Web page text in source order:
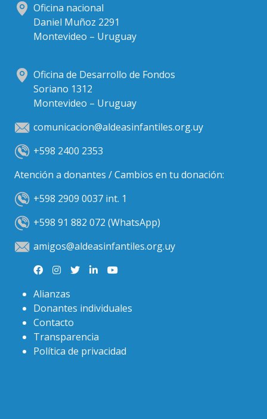
Oficina nacional
Daniel Muñoz 2291
Montevideo – Uruguay
Oficina de Desarrollo de Fondos
Soriano 1312
Montevideo – Uruguay
comunicacion@aldeasinfantiles.org.uy
+598 2400 2353
Atención a donantes / Cambios en tu donación:
+598 2909 0037 int. 1
+598 91 882 072 (WhatsApp)
amigos@aldeasinfantiles.org.uy
Alianzas
Donantes individuales
Contacto
Transparencia
Política de privacidad